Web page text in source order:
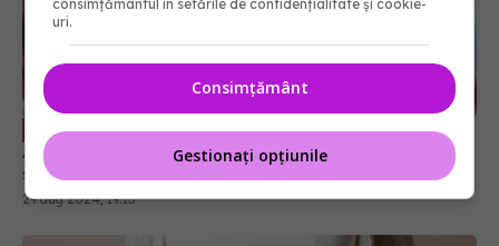
EXCLUSIV COVID, infecție bianuală. Dr. Simin
Aysel Florescu: Vom avea de două ori pe an. În
sezonul rece, concomitent cu gripa
29 aug 2024, 19:13
consimțământul în setările de confidențialitate și cookie-
uri.
Consimțământ
Gestionați opțiunile